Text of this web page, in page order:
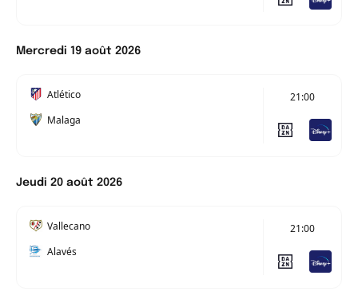
Mercredi 19 août 2026
Atlético
Malaga
21:00
Jeudi 20 août 2026
Vallecano
Alavés
21:00